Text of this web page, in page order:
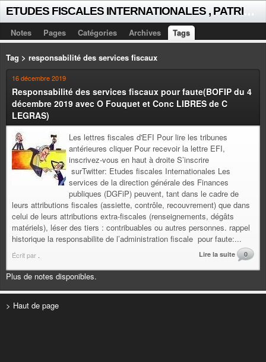
Notes Pages Catégories Archives Tags
Tag > responsabilité des services fiscaux
16 décembre 2019
Responsabilité des services fiscaux pour faute(BOFIP du 4
décembre 2019 avec O Fouquet et Conc LIBRES de C
LEGRAS)
Les lettres fiscales d'EFI Pour lire les tribunes
antérieures cliquer Pour recevoir la lettre EFI,
inscrivez-vous en haut à droite S’inscrire
surTwitter: Etudes fiscales Internationales Les
services de la direction générale des Finances
publiques (DGFiP) peuvent, tant dans le cadre de
leurs attributions fiscales (assiette, contrôle, recouvrement) que dans
celui de leurs attributions extra-fiscales (renseignements, dégâts
matériels), léser des tiers : contribuables ou autres personnes. rappel
historique la responsabilite de l’administration fiscale pour faute:...
Écrit par Lire la suite 0
Plus de notes disponibles.
> Haut de page